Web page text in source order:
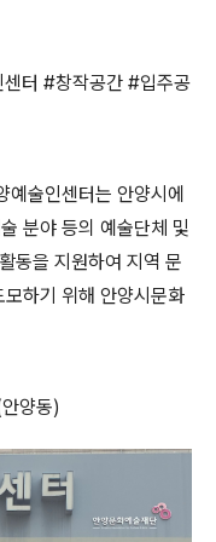
터 #창작공간 #입주공
예술인센터는 안양시에
분야 등의 예술단체 및
동을 지원하여 지역 문
하기 위해 안양시문화
양동)